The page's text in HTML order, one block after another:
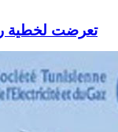
تعرضت لخطية رادار؟.. 4 خطوات